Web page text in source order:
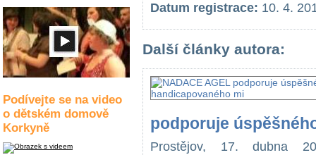
Podívejte se na video
o dětském domově
Korkyně
Datum registrace: 10. 4.
Další články autora:
podporuje
Prostějov, 17. dubna